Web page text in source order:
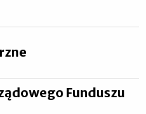
Funduszu